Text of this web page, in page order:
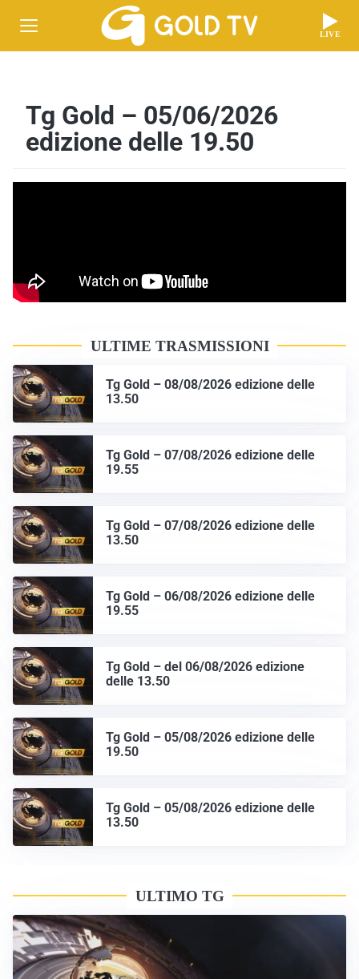
LIVE
Tg Gold – 05/06/2026
edizione delle 19.50
ULTIME TRASMISSIONI
Tg Gold – 08/08/2026 edizione delle
13.50
Tg Gold – 07/08/2026 edizione delle
19.55
Tg Gold – 07/08/2026 edizione delle
13.50
Tg Gold – 06/08/2026 edizione delle
19.55
Tg Gold – del 06/08/2026 edizione
delle 13.50
Tg Gold – 05/08/2026 edizione delle
19.50
Tg Gold – 05/08/2026 edizione delle
13.50
ULTIMO TG